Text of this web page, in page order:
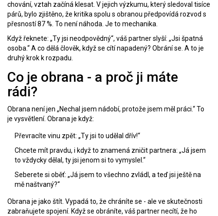
chování, vztah začíná klesat. V jejich výzkumu, který sledoval tisíce
párů, bylo zjištěno, že kritika spolu s obranou předpovídá rozvod s
přesností 87 %. To není náhoda. Je to mechanika.
Když řeknete: „Ty jsi neodpovědný“, váš partner slyší: „Jsi špatná
osoba.“ A co dělá člověk, když se cítí napadený? Obrání se. A to je
druhý krok k rozpadu.
Co je obrana - a proč ji máte
rádi?
Obrana není jen „Nechal jsem nádobí, protože jsem měl práci.“ To
je vysvětlení. Obrana je když:
Převracíte vinu zpět: „Ty jsi to udělal dřív!“
Chcete mít pravdu, i když to znamená zničit partnera: „Já jsem
to vždycky dělal, ty jsi jenom si to vymyslel.“
Seberete si oběť: „Já jsem to všechno zvládl, a teď jsi ještě na
mě naštvaný?“
Obrana je jako štít. Vypadá to, že chráníte se - ale ve skutečnosti
zabraňujete spojení. Když se obráníte, váš partner necítí, že ho